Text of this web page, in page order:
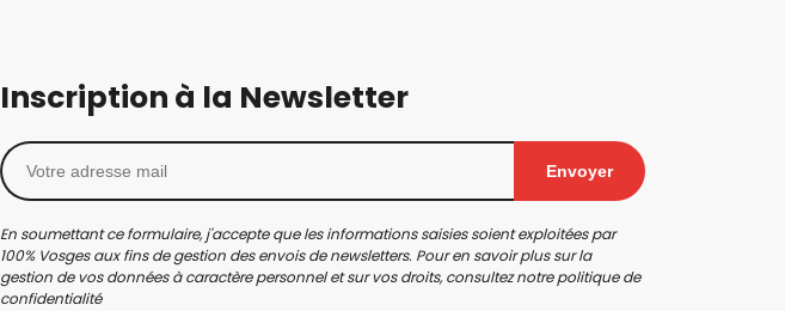
Inscription à la Newsletter
Envoyer
En soumettant ce formulaire, j'accepte que les informations saisies soient exploitées par
100% Vosges aux fins de gestion des envois de newsletters. Pour en savoir plus sur la
gestion de vos données à caractère personnel et sur vos droits, consultez notrepolitique de
confidentialité